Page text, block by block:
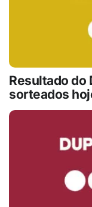
Resultado do
sorteados